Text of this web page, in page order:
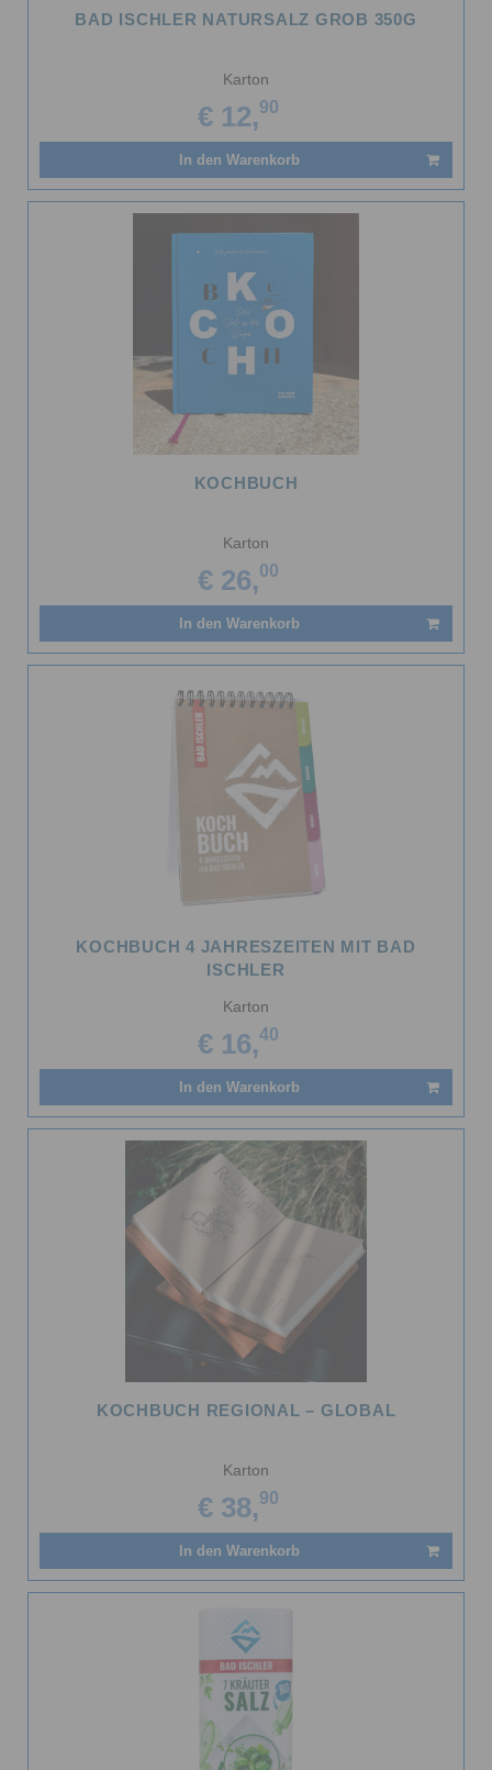
BAD ISCHLER NATURSALZ GROB 350G
Karton
€ 12,90
In den Warenkorb
KOCHBUCH
Karton
€ 26,00
In den Warenkorb
KOCHBUCH 4 JAHRESZEITEN MIT BAD
ISCHLER
Karton
€ 16,40
In den Warenkorb
KOCHBUCH REGIONAL – GLOBAL
Karton
€ 38,90
In den Warenkorb